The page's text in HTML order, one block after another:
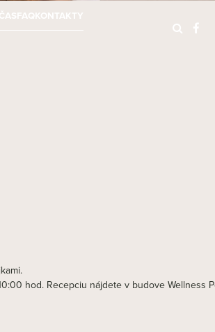
FAQKONTAKTY
hod. Recepciu nájdete v budove Wellness